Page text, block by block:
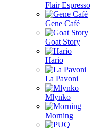
Flair Espresso
Gene Café
Goat Story
Hario
La Pavoni
Mlynko
Morning